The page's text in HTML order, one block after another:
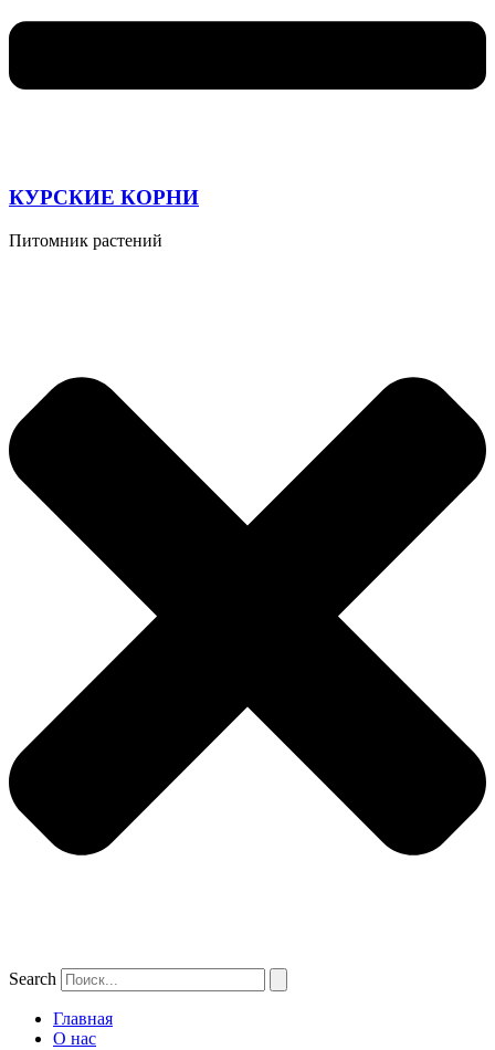
КУРСКИЕ КОРНИ
Питомник растений
Search
Главная
О нас